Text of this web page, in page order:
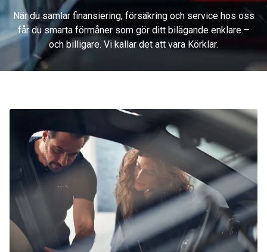
När du samlar finansiering, försäkring och service hos oss
får du smarta förmåner som gör ditt bilägande enklare –
och billigare. Vi kallar det att vara Körklar.